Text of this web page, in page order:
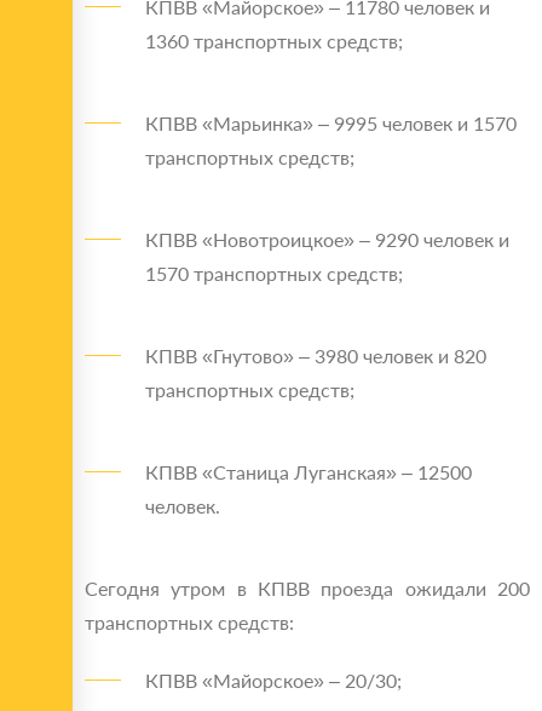
КПВВ «Майорское» – 11780 человек и
1360 транспортных средств;
КПВВ «Марьинка» – 9995 человек и 1570
транспортных средств;
КПВВ «Новотроицкое» – 9290 человек и
1570 транспортных средств;
КПВВ «Гнутово» – 3980 человек и 820
транспортных средств;
КПВВ «Станица Луганская» – 12500
человек.
Сегодня утром в КПВВ проезда ожидали 200
транспортных средств:
КПВВ «Майорское» – 20/30;